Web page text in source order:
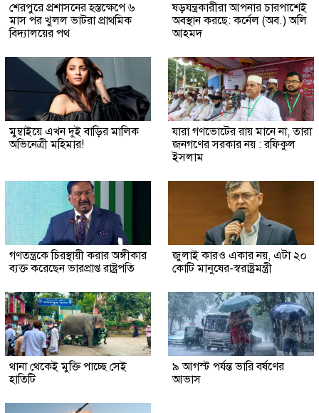
শেরপুরে প্রশাসনের হস্তক্ষেপে ৬
মাস পর খুলল ভাটরা প্রাথমিক
বিদ্যালয়ের পথ
ষড়যন্ত্রকারীরা আপনার চারপাশেই
অবস্থান করছে: কর্নেল (অব.) অলি
আহমদ
মুম্বাইয়ে এখন দুই বাড়ির মালিক
অভিনেত্রী মহিমার!
যারা গণভোটের রায় মানে না, তারা
জনগণের সরকার নয় : রফিকুল
ইসলাম
গণতন্ত্রকে চিরস্থায়ী করার অঙ্গীকার
ব্যক্ত করেছেন ভারপ্রাপ্ত রাষ্ট্রপতি
জুলাই কারও একার নয়, এটা ২০
কোটি মানুষের-স্বরাষ্ট্রমন্ত্রী
থানা থেকেই মুক্তি পাচ্ছে সেই
হাতিটি
৯ আগস্ট পর্যন্ত ভারি বর্ষণের
আভাস